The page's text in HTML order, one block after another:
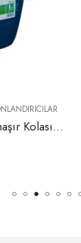
Ecolab Noxa Liquid Sıvı Çamaşır Kolası 20 Kg